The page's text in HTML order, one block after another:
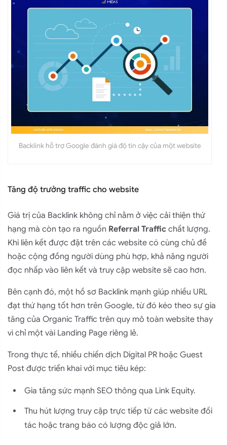
Backlink hỗ trợ Google đánh giá độ tin cậy của một website
Tăng độ trưởng traffic cho website
Giá trị của Backlink không chỉ nằm ở việc cải thiện thứ
hạng mà còn tạo ra nguồn Referral Traffic chất lượng.
Khi liên kết được đặt trên các website có cùng chủ đề
hoặc cộng đồng người dùng phù hợp, khả năng người
đọc nhấp vào liên kết và truy cập website sẽ cao hơn.
Bên cạnh đó, một hồ sơ Backlink mạnh giúp nhiều URL
đạt thứ hạng tốt hơn trên Google, từ đó kéo theo sự gia
tăng của Organic Traffic trên quy mô toàn website thay
vì chỉ một vài Landing Page riêng lẻ.
Trong thực tế, nhiều chiến dịch Digital PR hoặc Guest
Post được triển khai với mục tiêu kép:
Gia tăng sức mạnh SEO thông qua Link Equity.
Thu hút lượng truy cập trực tiếp từ các website đối
tác hoặc trang báo có lượng độc giả lớn.